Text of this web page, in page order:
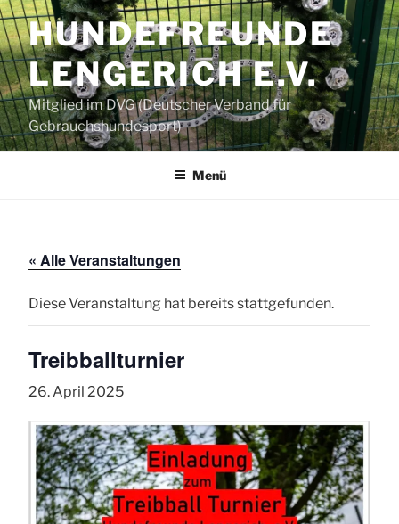
Zum
Inhalt
springenHUNDEFREUNDE
LENGERICH E.V.
Mitglied im DVG (Deutscher Verband für
Gebrauchshundesport)
Menü
« Alle Veranstaltungen
Diese Veranstaltung hat bereits stattgefunden.
Treibballturnier
26. April 2025